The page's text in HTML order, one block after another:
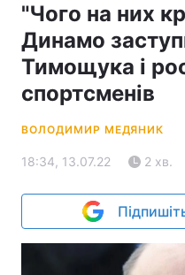
"Чого на них
Динамо
Тимощука і
спортсменів
ВОЛОДИМИР МЕДЯНИК
18:34, 13.07.22 2 хв.